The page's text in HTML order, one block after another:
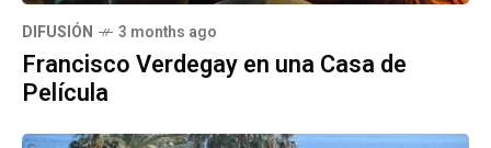
DIFUSIÓN 3 months ago
Francisco Verdegay en una Casa de
Película